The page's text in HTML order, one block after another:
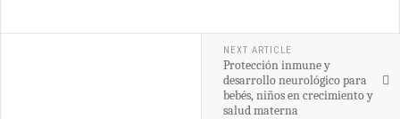
NEXT ARTICLE
Protección inmune y
desarrollo neurológico para
bebés, niños en crecimiento y
salud materna